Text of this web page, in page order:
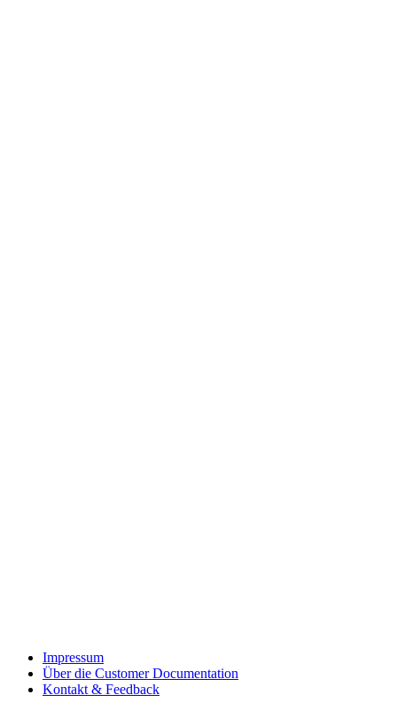
Impressum
Über die Customer Documentation
Kontakt & Feedback